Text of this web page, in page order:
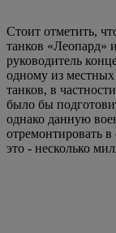
Стоит отметить,
танков «Леопард»
руководитель
одному из
танков, в
было бы
однако данную
отремонтировать в
это - несколько